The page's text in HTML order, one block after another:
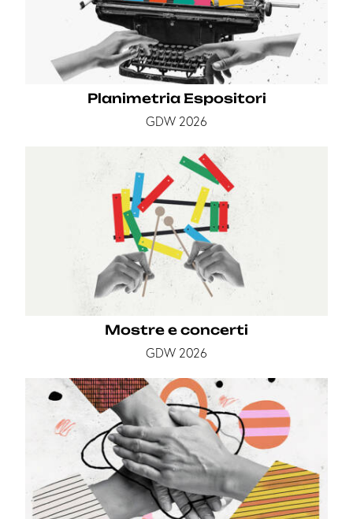
Planimetria Espositori
GDW 2026
Mostre e concerti
GDW 2026